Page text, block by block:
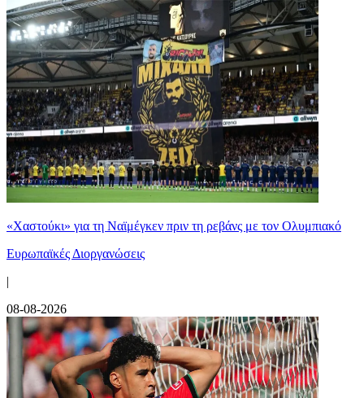
«Χαστούκι» για τη Ναϊμέγκεν πριν τη ρεβάνς με τον Ολυμπιακό
Ευρωπαϊκές Διοργανώσεις
|
08-08-2026